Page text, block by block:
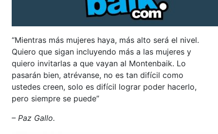
“Mientras más mujeres haya, más alto será el nivel.
Quiero que sigan incluyendo más a las mujeres y
quiero invitarlas a que vayan al Montenbaik. Lo
pasarán bien, atrévanse, no es tan difícil como
ustedes creen, solo es difícil lograr poder hacerlo,
pero siempre se puede”
– Paz Gallo.